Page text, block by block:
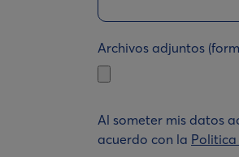
Archivos adjuntos
Al someter mis datos
acuerdo con la